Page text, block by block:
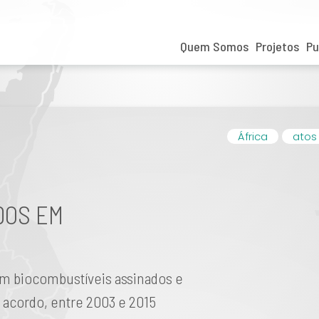
Quem Somos Projetos
África atos
EM
biocombustíveis assinados e
entre 2003 e 2015